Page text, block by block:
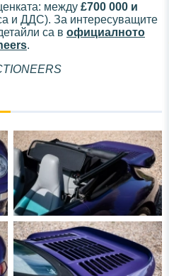
между £700 000 и
и ДДС). За интересуващите
са в официалното
.